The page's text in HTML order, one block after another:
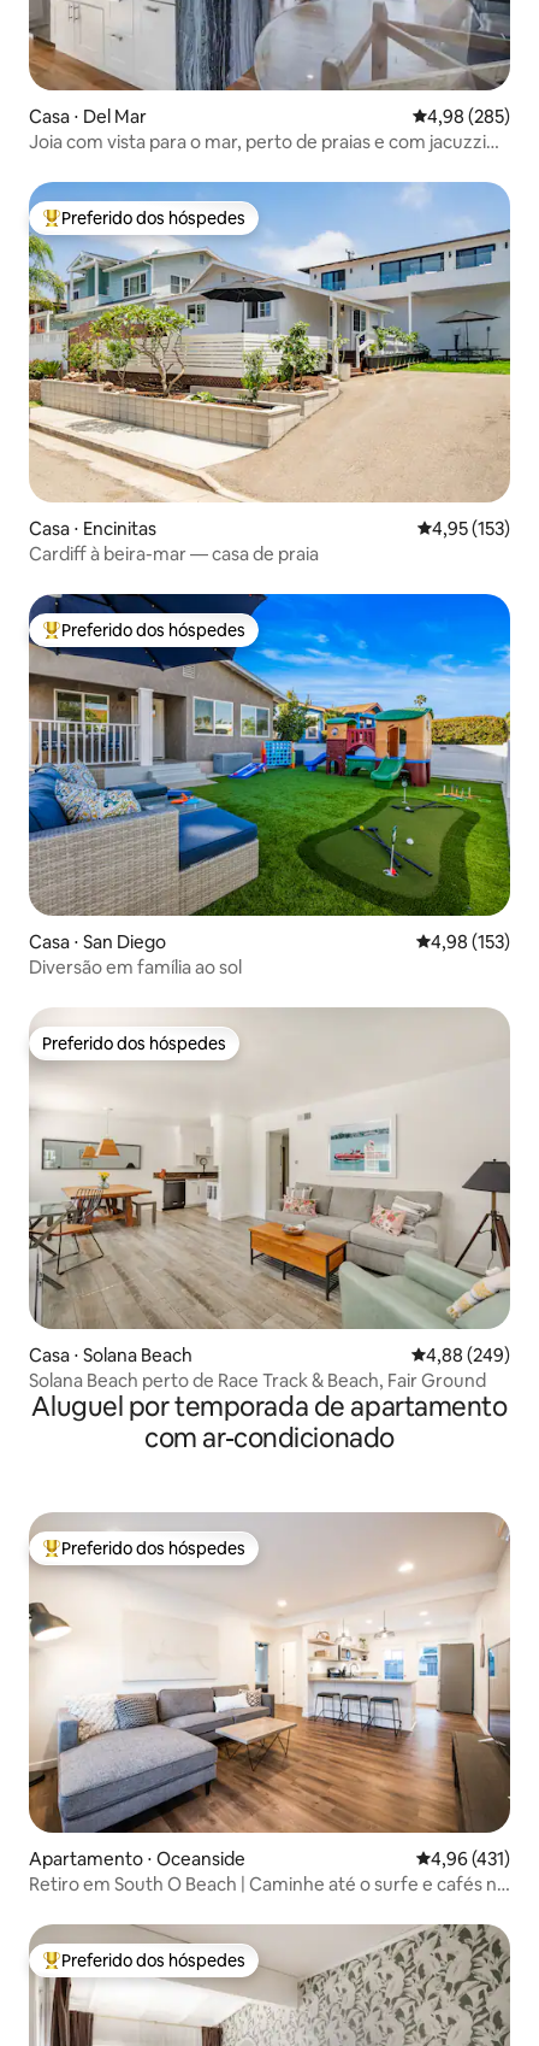
Casa ⋅ Del Mar 4,98 de uma
4,98 (285)
Joia com vista para o mar, perto de praias e com jacuzzi
Entre os melhores preferidos dos hóspedes
Preferido dos hóspedes
Casa ⋅ Encinitas 4,95 de uma
4,95 (153)
Cardiff à beira-mar — casa de praia
Entre os melhores preferidos dos hóspedes
Preferido dos hóspedes
Casa ⋅ San Diego 4,98 de uma
4,98 (153)
Diversão em família ao sol
Preferido dos hóspedes
Preferido dos hóspedes
Casa ⋅ Solana Beach 4,88 de uma
4,88 (249)
Solana Beach perto de Race Track & Beach, Fair Ground
Aluguel por temporada de apartamento
com ar-condicionado
Entre os melhores preferidos dos hóspedes
Preferido dos hóspedes
Apartamento ⋅ Oceanside 4,96 de uma
4,96 (431)
Retiro em South O Beach | Caminhe até o surfe e cafés nº
Entre os melhores preferidos dos hóspedes
Preferido dos hóspedes